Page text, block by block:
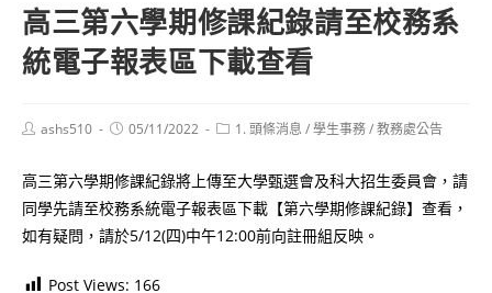
高三第六學期修課紀錄請至校務系
統電子報表區下載查看
Postashs510
Post05/11/2022
Post1. 頭條消息 /學生事務/教務處公告
高三第六學期修課紀錄將上傳至大學甄選會及科大招生委員會，請
同學先請至校務系統電子報表區下載【第六學期修課紀錄】查看，
如有疑問，請於5/12(四)中午12:00前向註冊組反映。
Post Views: 166